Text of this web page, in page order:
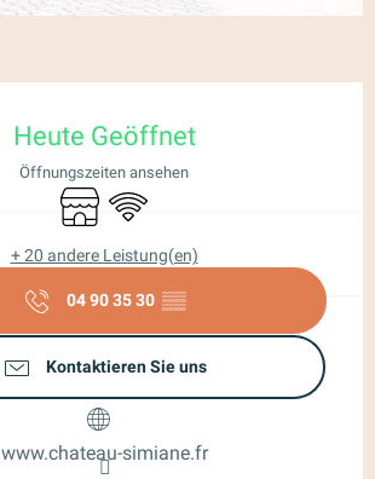
Heute Geöffnet
Öffnungszeiten ansehen
Shop Wi-Fi
+ 20 andere Leistung(en)
04 90 35 30 ▒▒
Kontaktieren Sie uns
www.chateau-simiane.fr